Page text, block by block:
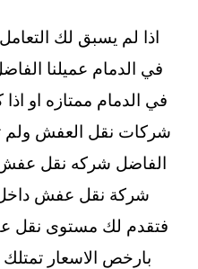
اذا لم يسبق لك
في الدمام عميلنا
في الدمام ممتازه او
شركات نقل العفش ولم
الفاضل شركه نقل
شركة نقل عفش داخل
فتقدم لك مستوى نقل
بارخص الاسعار